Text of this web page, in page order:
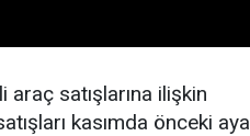
satışlarına ilişkin
kasımda önceki aya